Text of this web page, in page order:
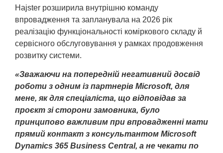
Hajster розширила внутрішню команду
впровадження та запланувала на 2026 рік
реалізацію функціональності коміркового складу й
сервісного обслуговування у рамках продовження
розвитку системи.
«Зважаючи на попередній негативний досвід
роботи з одним із партнерів Microsoft, для
мене, як для спеціаліста, що відповідав за
проєкт зі сторони замовника, було
принципово важливим при впровадженні мати
прямий контакт з консультантом Microsoft
Dynamics 365 Business Central, а не чекати по